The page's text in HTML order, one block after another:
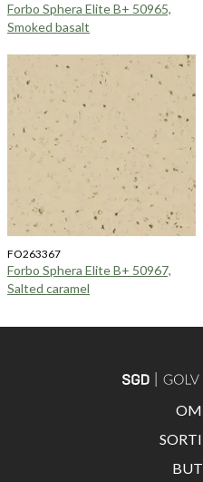
Forbo Sphera Elite B+ 50965,
Smoked basalt
FO263367
Forbo Sphera Elite B+ 50967,
Salted caramel
OM